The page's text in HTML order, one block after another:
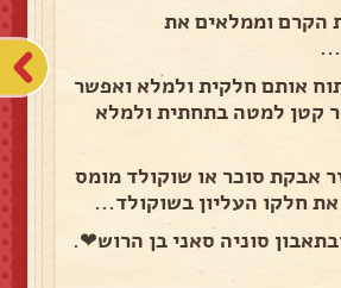
הקרם וממלאים את
אותם חלקית ולמלא ואפשר
קטן למטה בתחתית ולמלא
אבקת סוכר או שוקולד מומס
חלקו העליון בשוקולד...
סוניה סאני בן הרוש❤.